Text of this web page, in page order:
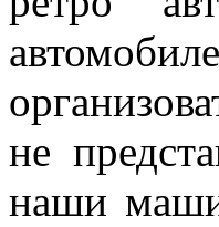
не
наши